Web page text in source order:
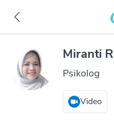
Miranti
Psikolog
Video